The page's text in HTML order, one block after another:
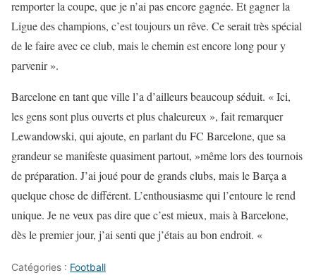
remporter la coupe, que je n’ai pas encore gagnée. Et gagner la
Ligue des champions, c’est toujours un rêve. Ce serait très spécial
de le faire avec ce club, mais le chemin est encore long pour y
parvenir ».
Barcelone en tant que ville l’a d’ailleurs beaucoup séduit. « Ici,
les gens sont plus ouverts et plus chaleureux », fait remarquer
Lewandowski, qui ajoute, en parlant du FC Barcelone, que sa
grandeur se manifeste quasiment partout, »même lors des tournois
de préparation. J’ai joué pour de grands clubs, mais le Barça a
quelque chose de différent. L’enthousiasme qui l’entoure le rend
unique. Je ne veux pas dire que c’est mieux, mais à Barcelone,
dès le premier jour, j’ai senti que j’étais au bon endroit. «
Catégories : Football